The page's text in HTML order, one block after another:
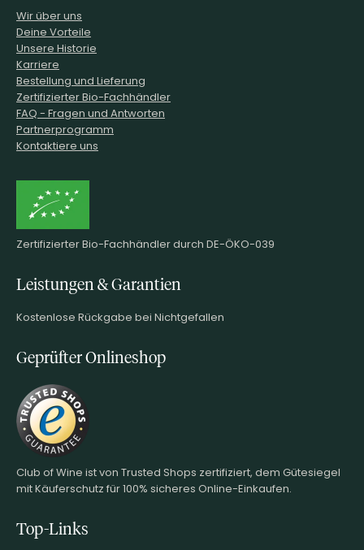
Wir über uns
Deine Vorteile
Unsere Historie
Karriere
Bestellung und Lieferung
Zertifizierter Bio-Fachhändler
FAQ - Fragen und Antworten
Partnerprogramm
Kontaktiere uns
Zertifizierter Bio-Fachhändler durch DE-ÖKO-039
Leistungen & Garantien
Kostenlose Rückgabe bei Nichtgefallen
Geprüfter Onlineshop
Club of Wine ist von Trusted Shops zertifiziert, dem Gütesiegel
mit Käuferschutz für 100% sicheres Online-Einkaufen.
Top-Links